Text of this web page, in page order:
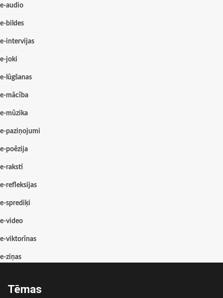
e-audio
e-bildes
e-intervijas
e-joki
e-lūgšanas
e-mācība
e-mūzika
e-paziņojumi
e-poēzija
e-raksti
e-refleksijas
e-sprediķi
e-video
e-viktorīnas
e-ziņas
Tēmas